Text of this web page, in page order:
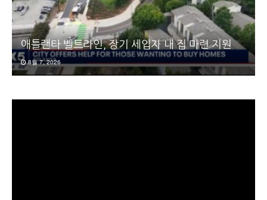
애틀랜타 벨트라인, 장기 세입자 내 집 마련 지원
8월 7, 2026